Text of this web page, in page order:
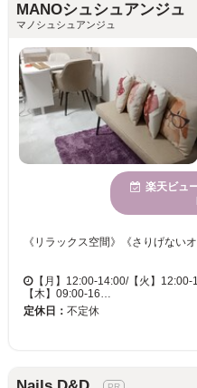
MANOシュシュアンジュ
マノシュシュアンジュ
楽天ビュ
【月】12:00-14:00/【火】
【木】09:00-16…
定休日： 不定休